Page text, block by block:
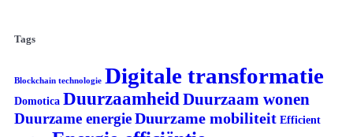
Tags
Blockchain technologie Digitale transformatie
Domotica DuurzaamheidDuurzaam wonen
Duurzame energieDuurzame mobiliteit Efficient